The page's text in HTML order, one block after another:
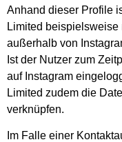
Anhand dieser Profile
Limited
außerhalb von
Ist der Nutzer zum
auf Instagram
Limited zudem die
verknüpfen.
Im Falle einer